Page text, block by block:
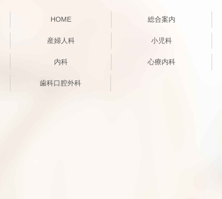
HOME 総合案内
産婦人科 小児科
内科 心療内科
歯科口腔外科